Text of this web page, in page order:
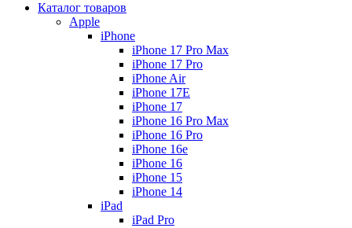
Каталог товаров
Apple
iPhone
iPhone 17 Pro Max
iPhone 17 Pro
iPhone Air
iPhone 17E
iPhone 17
iPhone 16 Pro Max
iPhone 16 Pro
iPhone 16e
iPhone 16
iPhone 15
iPhone 14
iPad
iPad Pro